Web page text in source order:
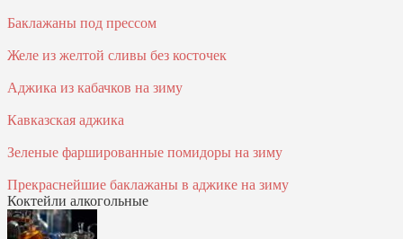
Баклажаны под прессом
Желе из желтой сливы без косточек
Аджика из кабачков на зиму
Кавказская аджика
Зеленые фаршированные помидоры на зиму
Прекраснейшие баклажаны в аджике на зиму
Коктейли алкогольные